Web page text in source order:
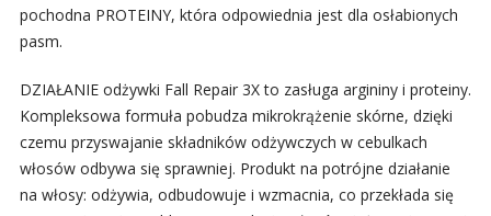
pochodna PROTEINY, która odpowiednia jest dla osłabionych
pasm.
DZIAŁANIE odżywki Fall Repair 3X to zasługa argininy i proteiny.
Kompleksowa formuła pobudza mikrokrążenie skórne, dzięki
czemu przyswajanie składników odżywczych w cebulkach
włosów odbywa się sprawniej. Produkt na potrójne działanie
na włosy: odżywia, odbudowuje i wzmacnia, co przekłada się